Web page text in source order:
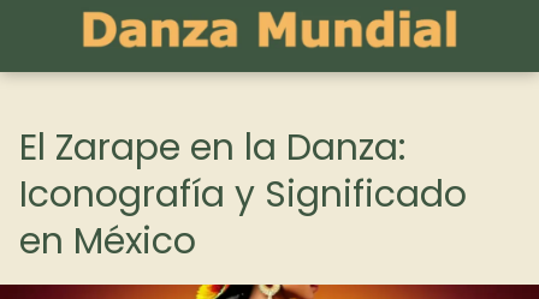
El Zarape en la Danza:
Iconografía y Significado
en México